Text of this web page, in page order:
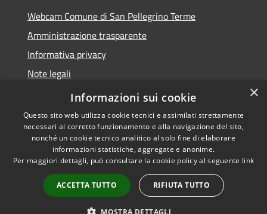
Webcam Comune di San Pellegrino Terme
Amministrazione trasparente
Informativa privacy
Note legali
Dichiarazione di accessibilità
Accessibilità
Copyright © 2026 • Comune di
San Pellegrino Terme •
Powered byMunicipium
Accesso redazione
×
Informazioni sui cookie
Questo sito web utilizza cookie tecnici e assimilati strettamente
necessari al corretto funzionamento e alla navigazione del sito,
nonché un cookie tecnico analitico al solo fine di elaborare
informazioni statistiche, aggregate e anonime.
Per maggiori dettagli, può consultare la cookie policy al seguente link
ACCETTA TUTTO RIFIUTA TUTTO
MOSTRA DETTAGLI